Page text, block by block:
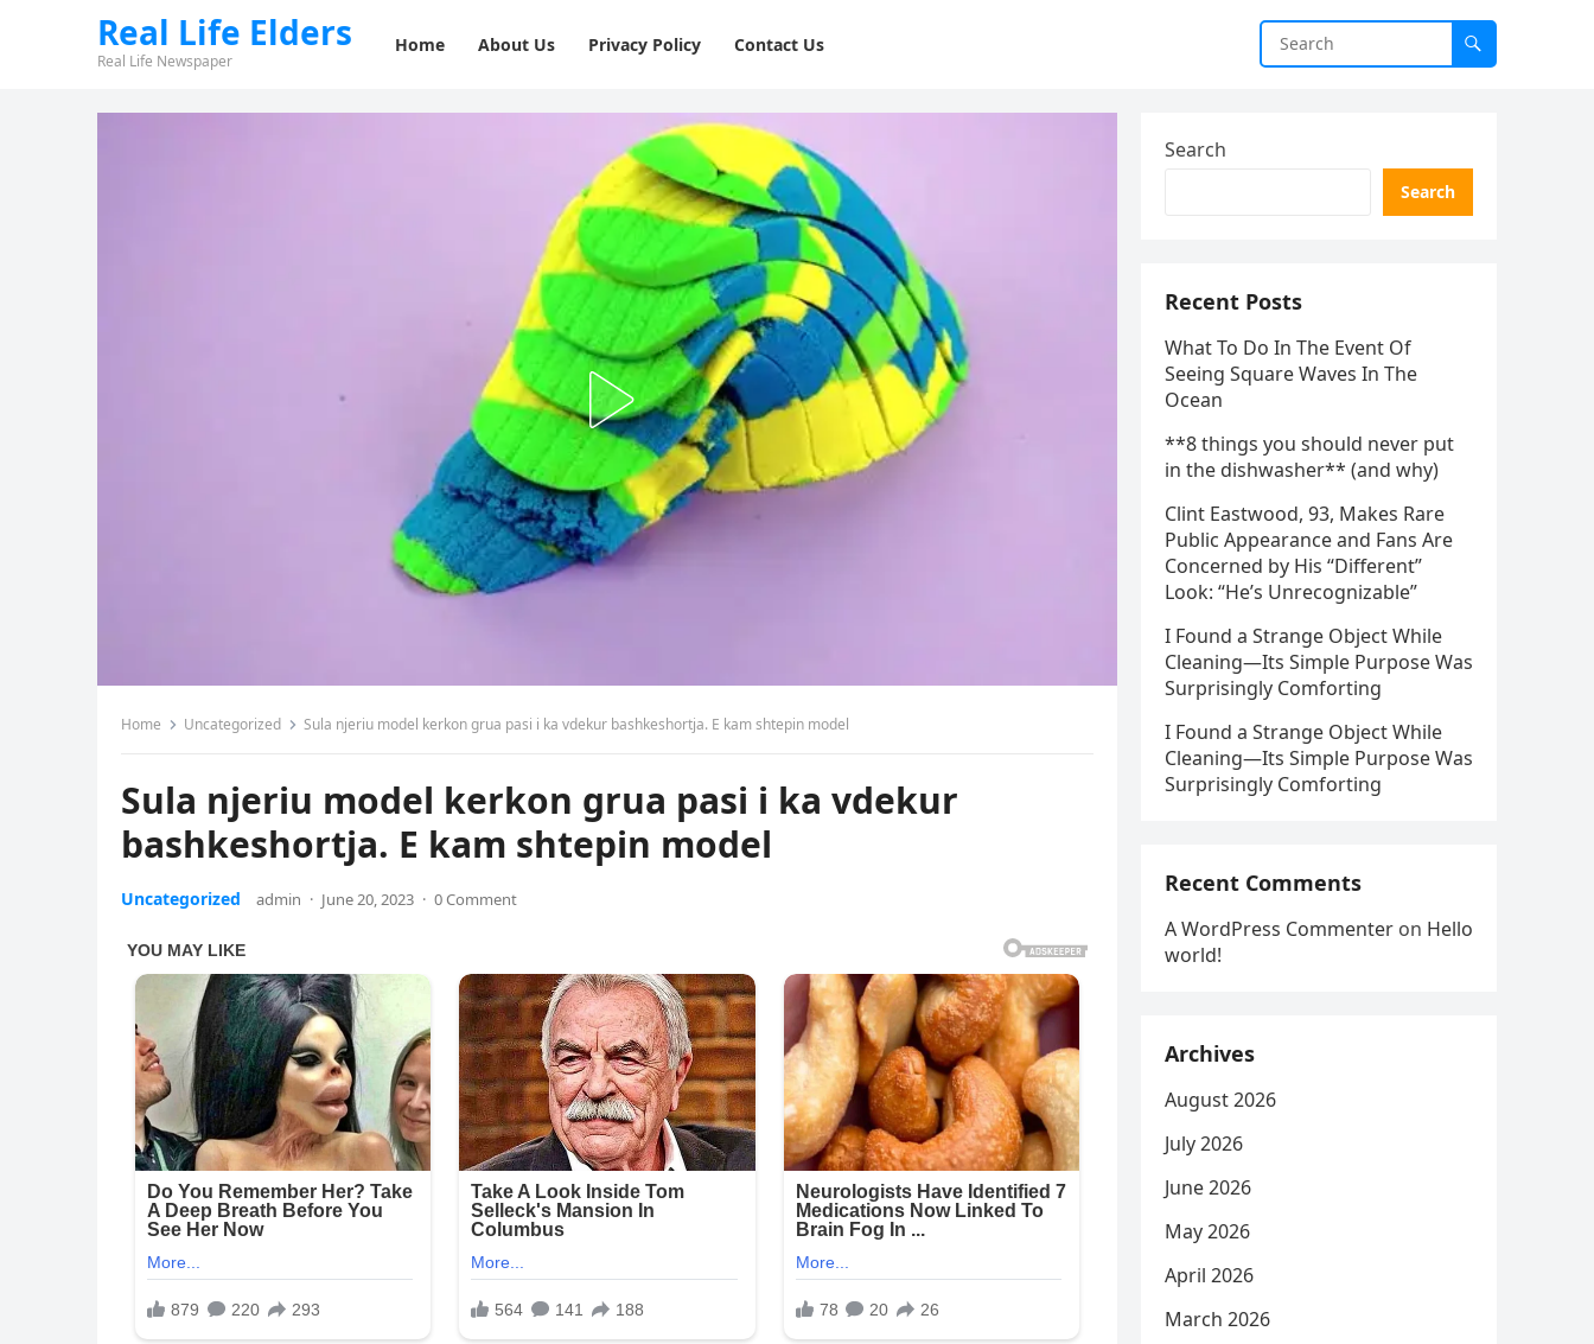
Real Life Elders
Real Life Newspaper
Home About Us Privacy Policy ⁠Contact Us
Home Uncategorized Sula njeriu model kerkon grua pasi i ka vdekur bashkeshortja. E kam shtepin model
Sula njeriu model kerkon grua pasi i ka vdekur
bashkeshortja. E kam shtepin model
Uncategorized admin · June 20, 2023 · 0 Comment
Search
Search
Recent Posts
What To Do In The Event Of
Seeing Square Waves In The
Ocean
**8 things you should never put
in the dishwasher** (and why)
Clint Eastwood, 93, Makes Rare
Public Appearance and Fans Are
Concerned by His “Different”
Look: “He’s Unrecognizable”
I Found a Strange Object While
Cleaning—Its Simple Purpose Was
Surprisingly Comforting
I Found a Strange Object While
Cleaning—Its Simple Purpose Was
Surprisingly Comforting
Recent Comments
A WordPress Commenter on Hello
world!
Archives
August 2026
July 2026
June 2026
May 2026
April 2026
March 2026